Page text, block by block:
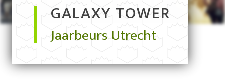
GALAXY TOWER
Jaarbeurs Utrecht